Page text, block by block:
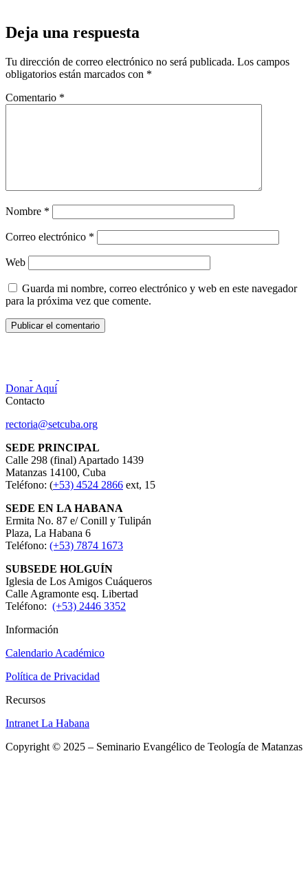
Deja una respuesta
Tu dirección de correo electrónico no será publicada. Los campos
obligatorios están marcados con *
Comentario *
Nombre *
Correo electrónico *
Web
Guarda mi nombre, correo electrónico y web en este navegador
para la próxima vez que comente.
Donar Aquí
Contacto
rectoria@setcuba.org
SEDE PRINCIPAL
Calle 298 (final) Apartado 1439
Matanzas 14100, Cuba
Teléfono: (+53) 4524 2866 ext, 15
SEDE EN LA HABANA
Ermita No. 87 e/ Conill y Tulipán
Plaza, La Habana 6
Teléfono: (+53) 7874 1673
SUBSEDE HOLGUÍN
Iglesia de Los Amigos Cuáqueros
Calle Agramonte esq. Libertad
Teléfono: (+53) 2446 3352
Información
Calendario Académico
Política de Privacidad
Recursos
Intranet La Habana
Copyright © 2025 – Seminario Evangélico de Teología de Matanzas